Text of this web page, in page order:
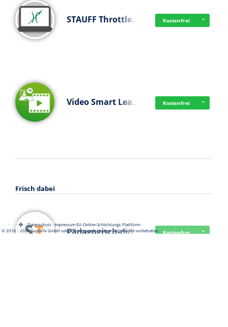
STAUFF Throttle… Kostenfrei
Video Smart Lea… Kostenfrei
Frisch dabei
Pädagogisch-did… Kostenfrei
· · ·Datenschutz·Impressum EU-Online-Schlichtungs-Plattform·
© 2016 - 2026 SupraTix GmbH oder Partnergesellschaften - Alle Rechte vorbehalten.